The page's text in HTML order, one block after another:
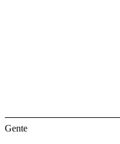
Gente